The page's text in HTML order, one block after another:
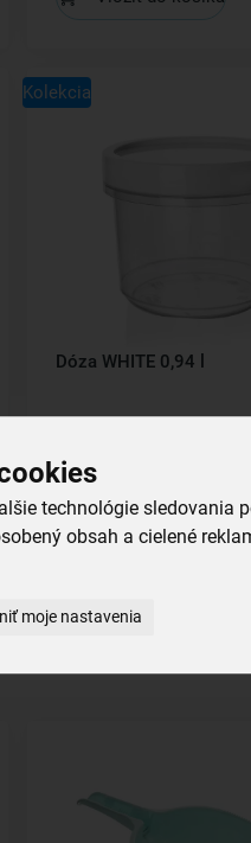
technológie sledovania
obsah a cielené
moje nastavenia
Kolekcia
Dóza WHITE 0,94 l